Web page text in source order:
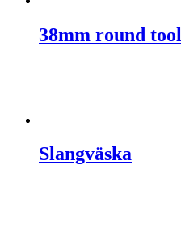
38mm round tool
Slangväska